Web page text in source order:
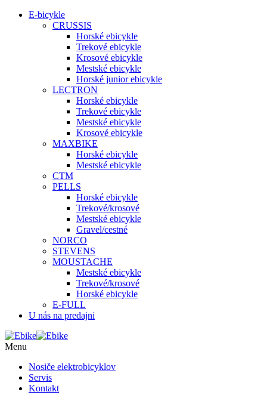
E-bicykle
CRUSSIS
Horské ebicykle
Trekové ebicykle
Krosové ebicykle
Mestské ebicykle
Horské junior ebicykle
LECTRON
Horské ebicykle
Trekové ebicykle
Mestské ebicykle
Krosové ebicykle
MAXBIKE
Horské ebicykle
Mestské ebicykle
CTM
PELLS
Horské ebicykle
Trekové/krosové
Mestské ebicykle
Gravel/cestné
NORCO
STEVENS
MOUSTACHE
Mestské ebicykle
Trekové/krosové
Horské ebicykle
E-FULL
U nás na predajni
Menu
Nosiče elektrobicyklov
Servis
Kontakt